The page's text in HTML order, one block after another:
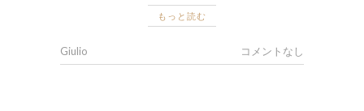
もっと読む
Giulio コメントなし